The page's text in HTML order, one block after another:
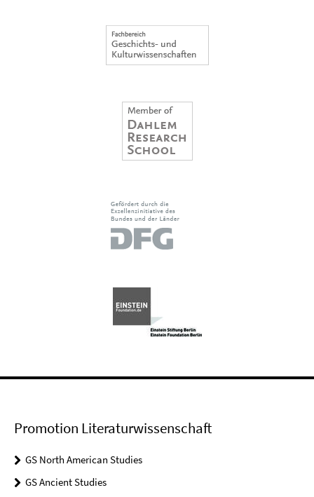
Promotion Literaturwissenschaft
GS North American Studies
GS Ancient Studies